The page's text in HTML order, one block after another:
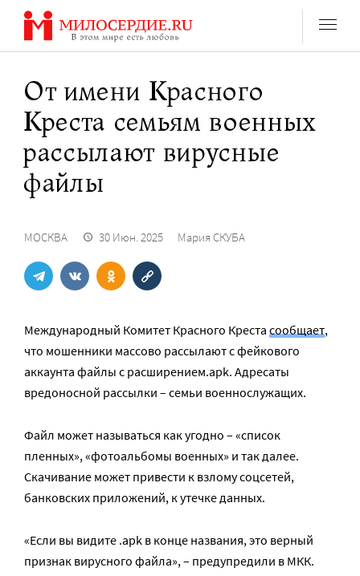
Перейти
содержанию
От имени Красного
Креста семьям военных
рассылают вирусные
файлы
МОСКВА 30 Июн. 2025 Мария СКУБА
Международный Комитет Красного Креста сообщает,
что мошенники массово рассылают с фейкового
аккаунта файлы с расширением.apk. Адресаты
вредоносной рассылки – семьи военнослужащих.
Файл может называться как угодно – «список
пленных», «фотоальбомы военных» и так далее.
Скачивание может привести к взлому соцсетей,
банковских приложений, к утечке данных.
«Если вы видите .apk в конце названия, это верный
признак вирусного файла», – предупредили в МКК.